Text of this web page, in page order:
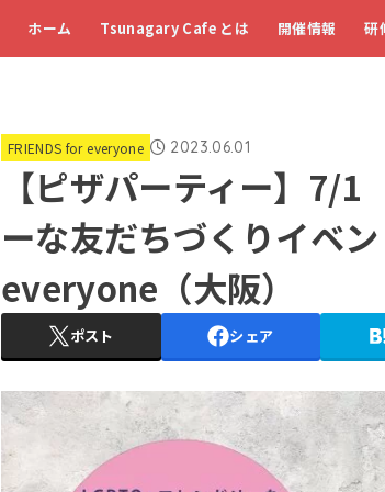
ホーム Tsunagary Cafe とは 開催情報 研
FRIENDS for everyone 2023.06.01
【ピザパーティー】7/1
ーな友だちづくりイベ
everyone（大阪）
ポスト シェア